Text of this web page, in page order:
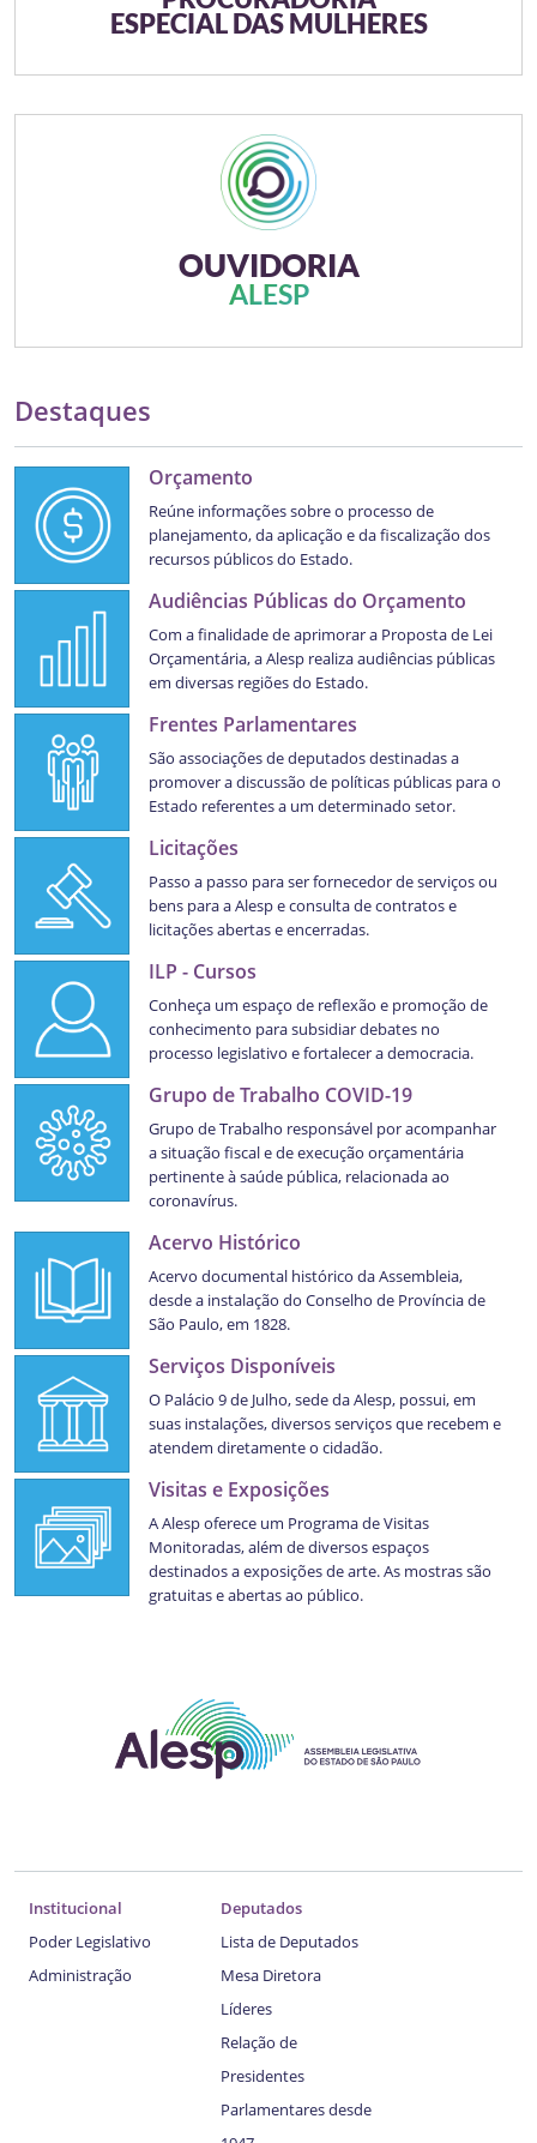
ESPECIAL DAS MULHERES
OUVIDORIA
ALESP
Destaques
Orçamento
Reúne informações sobre o processo de
planejamento, da aplicação e da fiscalização dos
recursos públicos do Estado.
Audiências Públicas do Orçamento
Com a finalidade de aprimorar a Proposta de Lei
Orçamentária, a Alesp realiza audiências públicas
em diversas regiões do Estado.
Frentes Parlamentares
São associações de deputados destinadas a
promover a discussão de políticas públicas para o
Estado referentes a um determinado setor.
Licitações
Passo a passo para ser fornecedor de serviços ou
bens para a Alesp e consulta de contratos e
licitações abertas e encerradas.
ILP - Cursos
Conheça um espaço de reflexão e promoção de
conhecimento para subsidiar debates no
processo legislativo e fortalecer a democracia.
Grupo de Trabalho COVID-19
Grupo de Trabalho responsável por acompanhar
a situação fiscal e de execução orçamentária
pertinente à saúde pública, relacionada ao
coronavírus.
Acervo Histórico
Acervo documental histórico da Assembleia,
desde a instalação do Conselho de Província de
São Paulo, em 1828.
Serviços Disponíveis
O Palácio 9 de Julho, sede da Alesp, possui, em
suas instalações, diversos serviços que recebem e
atendem diretamente o cidadão.
Visitas e Exposições
A Alesp oferece um Programa de Visitas
Monitoradas, além de diversos espaços
destinados a exposições de arte. As mostras são
gratuitas e abertas ao público.
Institucional
Poder Legislativo
Administração
Deputados
Lista de Deputados
Mesa Diretora
Líderes
Relação de
Presidentes
Parlamentares desde